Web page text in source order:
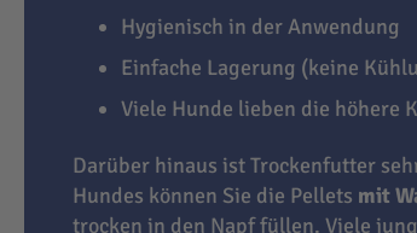
Hygienisch in der Anwendung
Einfache Lagerung (keine
Viele Hunde lieben die höhere
Darüber hinaus ist Trockenfutter
Hundes können Sie die Pellets mit
trocken in den Napf füllen. Viele